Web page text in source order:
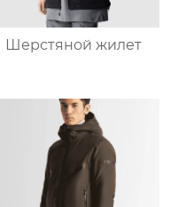
Шерстяной жилет